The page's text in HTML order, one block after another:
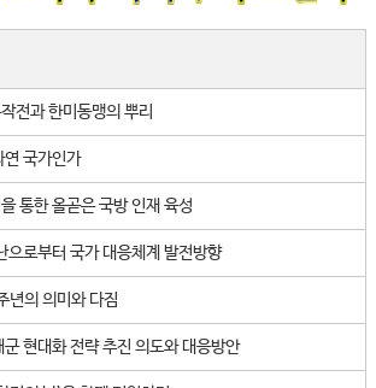
전과 한미동맹의 뿌리
연 국가인가
통한 올곧은 국방 인재 육성
으로부터 국가 대응체계 발전방향
년의 의미와 다짐
현대화 전략 추진 의도와 대응방안